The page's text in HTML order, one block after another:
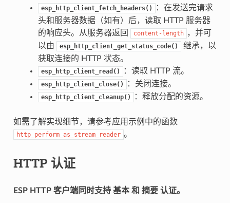
esp_http_client_fetch_headers()
：在发送完请求
头和服务器数据（如有）后，读取 HTTP 服务器
的响应头。从服务器返回
content-length ，并可
以由
esp_http_client_get_status_code()
继承，以
获取连接的 HTTP 状态。
esp_http_client_read() ：读取 HTTP 流。
esp_http_client_close() ：关闭连接。
esp_http_client_cleanup() ：释放分配的资源。
如需了解实现细节，请参考应用示例中的函数
http_perform_as_stream_reader 。
HTTP 认证
ESP HTTP 客户端同时支持 基本和 摘要认证。